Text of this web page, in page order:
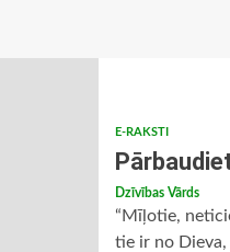
E-RAKSTI
Dzīvības Vārds
“Mīļotie,
tie ir no